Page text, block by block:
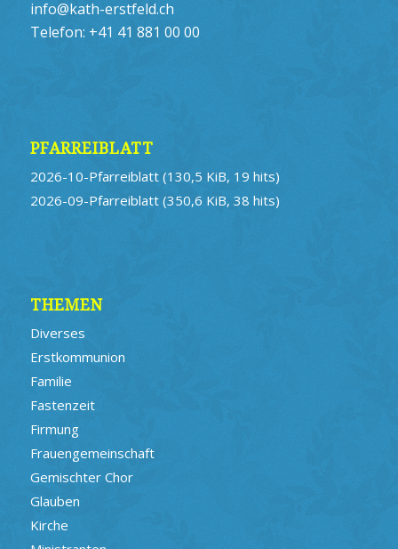
info@kath-erstfeld.ch
Telefon: +41 41 881 00 00
PFARREIBLATT
2026-10-Pfarreiblatt(130,5 KiB, 19 hits)
2026-09-Pfarreiblatt(350,6 KiB, 38 hits)
THEMEN
Diverses
Erstkommunion
Familie
Fastenzeit
Firmung
Frauengemeinschaft
Gemischter Chor
Glauben
Kirche